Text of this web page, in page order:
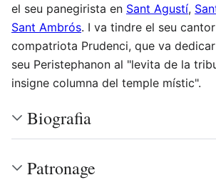
el seu panegirista en Sant Agustí,
Sant Ambrós. I va tindre el seu
compatriota Prudenci, que va
seu Peristephanon al "levita de la
insigne columna del temple místic".
Biografia
Patronage